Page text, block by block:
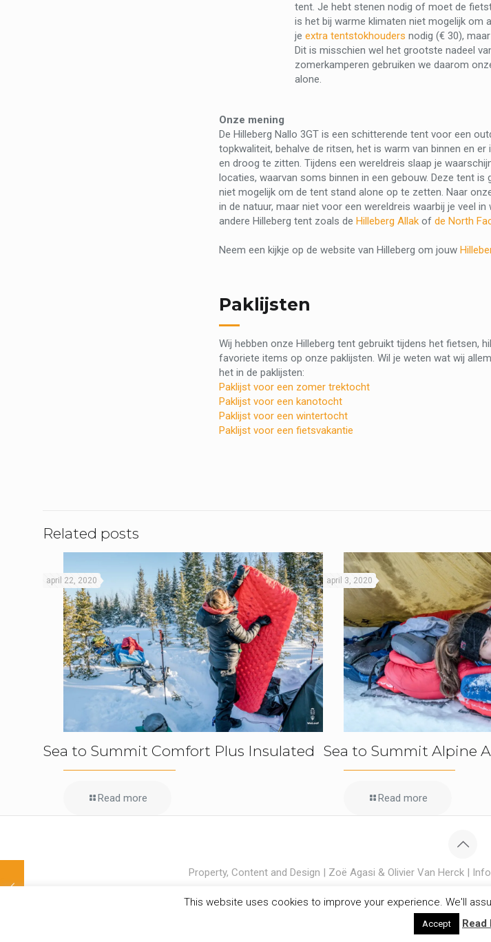
tent. Je hebt stenen nodig of moet de
is het bij warme klimaten niet mogelijk om
je extra tentstokhouders nodig (€ 30),
Dit is misschien wel het grootste nadeel
zomerkamperen gebruiken we daarom
alone.
Onze mening
De Hilleberg Nallo 3GT is een schitterende tent voor een
topkwaliteit, behalve de ritsen, het is warm van binnen en
en droog te zitten. Tijdens een wereldreis slaap je
locaties, waarvan soms binnen in een gebouw. Deze tent
niet mogelijk om de tent stand alone op te zetten. Naar
in de natuur, maar niet voor een wereldreis waarbij je veel
andere Hilleberg tent zoals de Hilleberg Allak of de North
Neem een kijkje op de website van Hilleberg om jouw
Paklijsten
Wij hebben onze Hilleberg tent gebruikt tijdens het fietsen,
favoriete items op onze paklijsten. Wil je weten wat wij
het in de paklijsten:
Paklijst voor een zomer trektocht
Paklijst voor een kanotocht
Paklijst voor een wintertocht
Paklijst voor een fietsvakantie
Related posts
april 22, 2020
Sea to Summit Comfort Plus Insulated
Read more
april 3, 2020
Sea to Summit Alpine
Read more
Property, Content and Design | Zoë Agasi & Olivier Van Herck |
This website uses cookies to improve your experience. We'll
Accept Read